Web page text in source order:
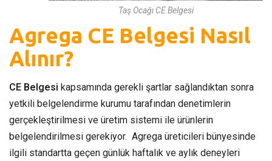
Taş Ocağı CE Belgesi
Agrega CE Belgesi Nasıl
Alınır?
CE Belgesi kapsamında gerekli şartlar sağlandıktan sonra
yetkili belgelendirme kurumu tarafından denetimlerin
gerçekleştirilmesi ve üretim sistemi ile ürünlerin
belgelendirilmesi gerekiyor. Agrega üreticileri bünyesinde
ilgili standartta geçen günlük haftalık ve aylık deneyleri